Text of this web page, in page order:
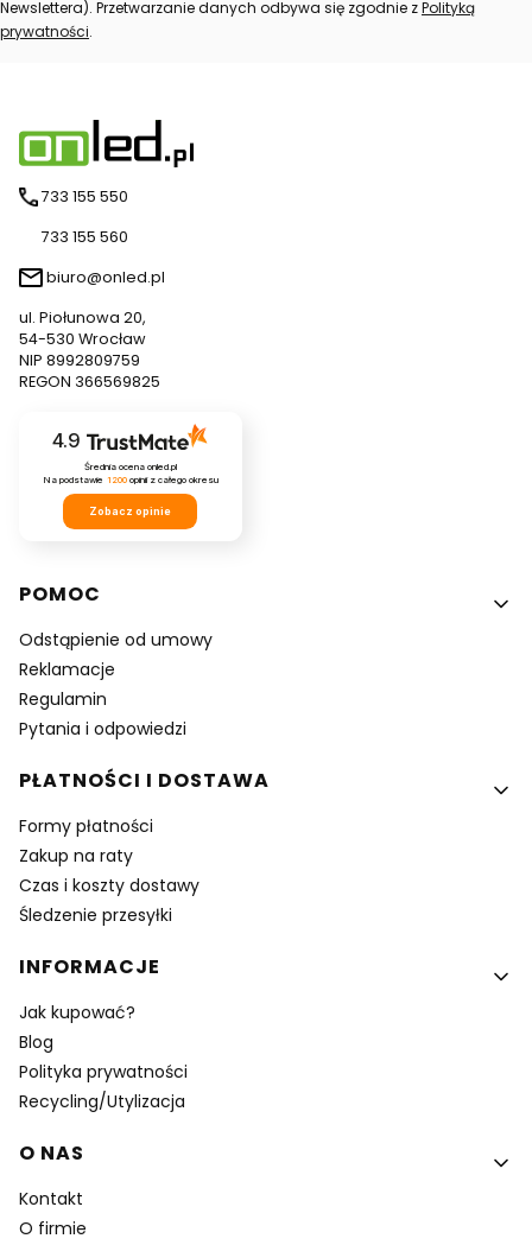
Newslettera). Przetwarzanie danych odbywa się zgodnie zPolityką
prywatności.
733 155 550
733 155 560
biuro@onled.pl
ul. Piołunowa 20,
54-530 Wrocław
NIP 8992809759
REGON 366569825
4.9
Średnia ocena onled.pl
Na podstawie 1200opinii z całego okresu
Zobacz opinie
Linki w stopce
POMOC
Odstąpienie od umowy
Reklamacje
Regulamin
Pytania i odpowiedzi
PŁATNOŚCI I DOSTAWA
Formy płatności
Zakup na raty
Czas i koszty dostawy
Śledzenie przesyłki
INFORMACJE
Jak kupować?
Blog
Polityka prywatności
Recycling/Utylizacja
O NAS
Kontakt
O firmie